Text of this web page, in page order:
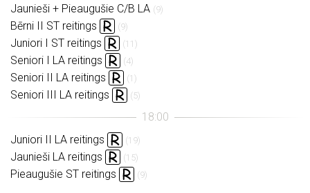
Jaunieši + Pieaugušie C/B LA (9)
Bērni II ST reitings (9)
Juniori I ST reitings (11)
Seniori I LA reitings (4)
Seniori II LA reitings (1)
Seniori III LA reitings (5)
Juniori II LA reitings (19)
Jaunieši LA reitings (15)
Pieaugušie ST reitings (9)